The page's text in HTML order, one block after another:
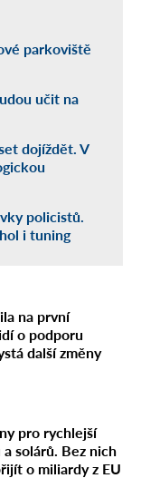
parkoviště
učit na
dojíždět. V
policistů.
i tuning
na první
o podporu
další změny
pro rychlejší
solárů. Bez nich
o miliardy z EU